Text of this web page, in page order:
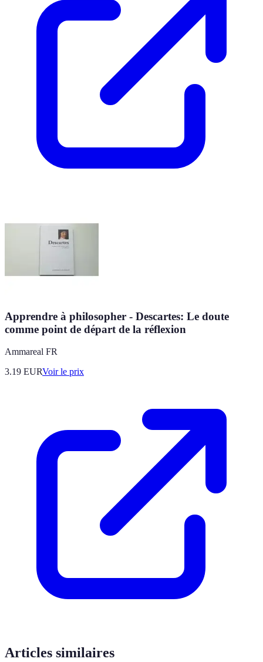
Apprendre à philosopher - Descartes: Le doute
comme point de départ de la réflexion
Ammareal FR
3.19 EURVoir le prix
Articles similaires